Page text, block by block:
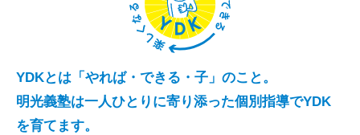
YDKとは「やれば・できる・子」のこと。
明光義塾は一人ひとりに寄り添った個別指導でYDK
を育てます。